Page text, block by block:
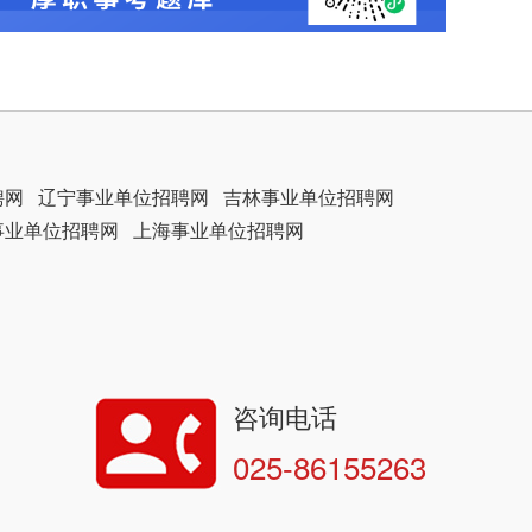
辽宁事业单位招聘网 吉林事业单位招聘网
单位招聘网 上海事业单位招聘网
咨询电话
025-86155263